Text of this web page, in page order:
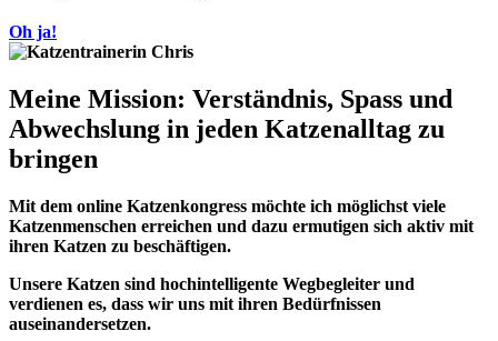
Oh ja!
Meine Mission: Verständnis, Spass und
Abwechslung in jeden Katzenalltag zu
bringen
Mit dem online Katzenkongress möchte ich möglichst viele
Katzenmenschen erreichen und dazu ermutigen sich aktiv mit
ihren Katzen zu beschäftigen.
Unsere Katzen sind hochintelligente Wegbegleiter und
verdienen es, dass wir uns mit ihren Bedürfnissen
auseinandersetzen.